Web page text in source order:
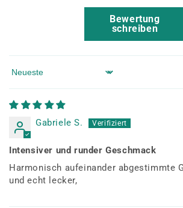
Bewertung
schreiben
Sort by
Gabriele S.
Intensiver und runder Geschmack
Harmonisch aufeinander abgestimmte
und echt lecker,